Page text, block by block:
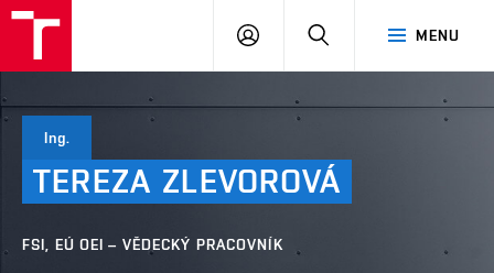
MENU
PŘIHLÁSIT
Ing.
TEREZA ZLEVOROVÁ
FSI, EÚ OEI – VĚDECKÝ PRACOVNÍK